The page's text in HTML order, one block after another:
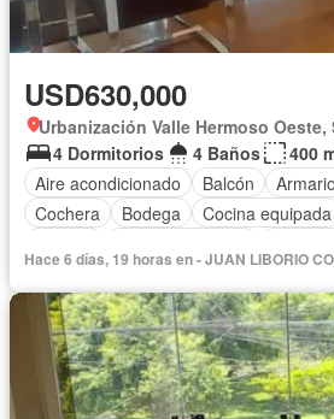
USD630,000
Urbanización Valle Hermoso
4 Dormitorios
4 Baños
400
Aire acondicionado
Balcón
Cochera
Bodega Cocina equipada
Vigilante
Barbacoa Ascensor
Hace 6 días, 19 horas en - JUAN LIBORIO